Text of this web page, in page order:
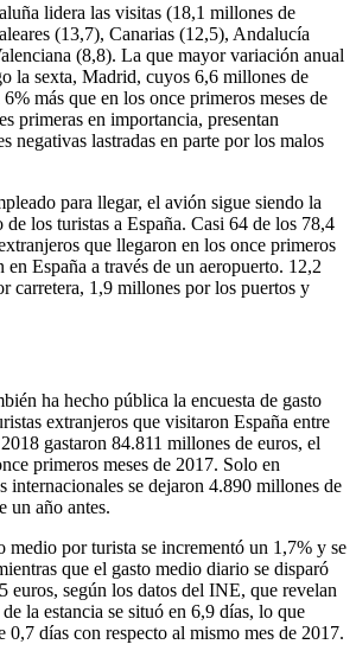
lidera las visitas (18,1 millones de
(13,7), Canarias (12,5), Andalucía
(8,8). La que mayor variación anual
la sexta, Madrid, cuyos 6,6 millones de
más que en los once primeros meses de
primeras en importancia, presentan
negativas lastradas en parte por los malos
para llegar, el avión sigue siendo la
los turistas a España. Casi 64 de los 78,4
que llegaron en los once primeros
en España a través de un aeropuerto. 12,2
carretera, 1,9 millones por los puertos y
ha hecho pública la encuesta de gasto
extranjeros que visitaron España entre
gastaron 84.811 millones de euros, el
primeros meses de 2017. Solo en
internacionales se dejaron 4.890 millones de
un año antes.
medio por turista se incrementó un 1,7% y se
que el gasto medio diario se disparó
euros, según los datos del INE, que revelan
la estancia se situó en 6,9 días, lo que
0,7 días con respecto al mismo mes de 2017.